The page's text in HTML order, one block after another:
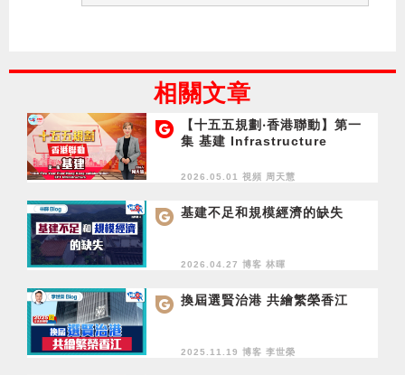
相關文章
【十五五規劃‧香港聯動】第一
集 基建 Infrastructure
2026.05.01 視頻 周天慧
基建不足和規模經濟的缺失
2026.04.27 博客 林暉
換屆選賢治港 共繪繁榮香江
2025.11.19 博客 李世榮